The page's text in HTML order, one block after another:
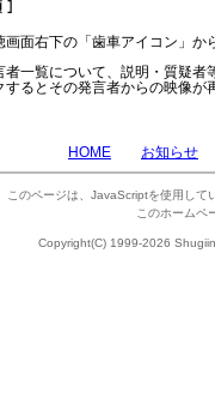
画面右下の「歯車アイコン」
者一覧について、説明・質疑
するとその発言者からの映像が
HOME お知らせ
このページは、JavaScriptを使用し
このホームペ
Copyright(C) 1999-2026